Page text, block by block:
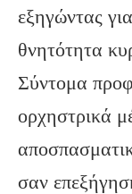
εξηγώντας
θνητότητα
Σύντομα
ορχηστρικά
σαν